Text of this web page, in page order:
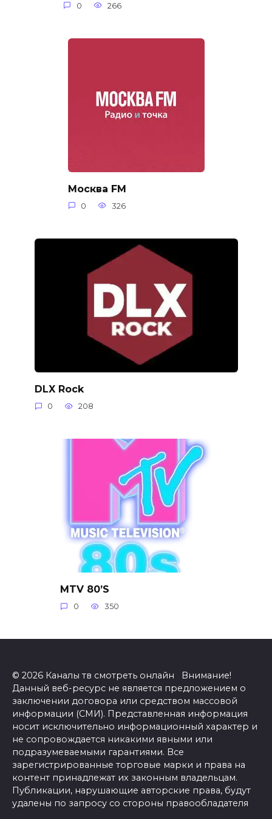
0 266
Москва FM
0 326
DLX Rock
0 208
MTV 80’S
0 350
© 2026 Каналы тв смотреть онлайн Внимание!
Данный веб-ресурс не является предложением о
заключении договора или средством массовой
информации (СМИ). Представленная информация
носит исключительно информационный характер и
не сопровождается никакими явными или
подразумеваемыми гарантиями. Все
зарегистрированные торговые марки и права на
контент принадлежат их законным владельцам.
Публикации, нарушающие авторские права, будут
удалены по запросу со стороны правообладателя